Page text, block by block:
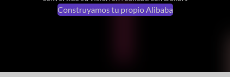
Construyamos tu propio Alibaba